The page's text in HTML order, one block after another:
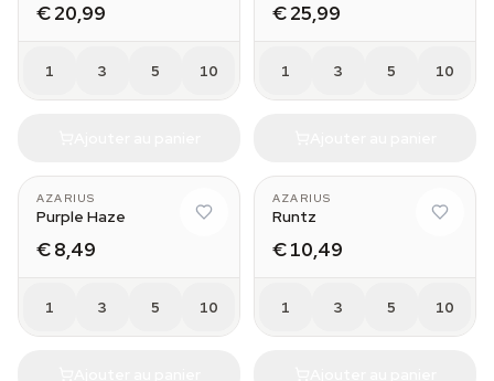
€ 20,99
1 3 5 10
€ 25,99
1 3 5 10
AZARIUS
Purple Haze
€ 8,49
1 3 5 10
AZARIUS
Runtz
€ 10,49
1 3 5 10